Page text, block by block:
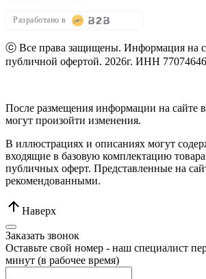
Разработано в
ⓒ Все права защищены. Информация на
публичной офертой. 2026г. ИНН
После размещения информации на сайте в
могут произойти изменения.
В иллюстрациях и описаниях могут
входящие в базовую комплектацию
публичных оферт. Представленные на
рекомендованными.
Наверх
Заказать звонок
Оставьте свой номер - наш специалист
минут (в рабочее время)